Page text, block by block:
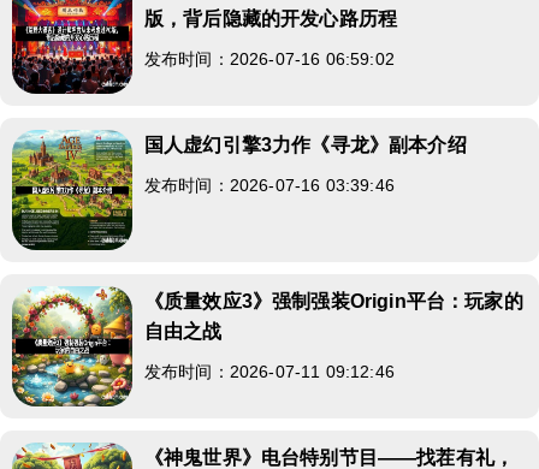
版，背后隐藏的开发心路历程
发布时间：2026-07-16 06:59:02
国人虚幻引擎3力作《寻龙》副本介绍
发布时间：2026-07-16 03:39:46
《质量效应3》强制强装Origin平台：玩家的
自由之战
发布时间：2026-07-11 09:12:46
《神鬼世界》电台特别节目——找茬有礼，